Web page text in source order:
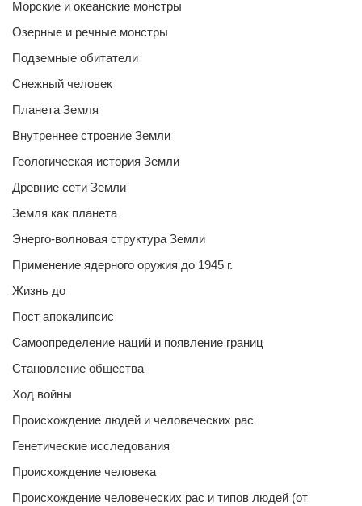
Морские и океанские монстры
Озерные и речные монстры
Подземные обитатели
Снежный человек
Планета Земля
Внутреннее строение Земли
Геологическая история Земли
Древние сети Земли
Земля как планета
Энерго-волновая структура Земли
Применение ядерного оружия до 1945 г.
Жизнь до
Пост апокалипсис
Самоопределение наций и появление границ
Становление общества
Ход войны
Происхождение людей и человеческих рас
Генетические исследования
Происхождение человека
Происхождение человеческих рас и типов людей (от